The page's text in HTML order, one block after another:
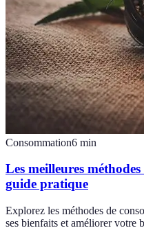
Consommation6 min
Les meilleures
guide pratique
Explorez les méthodes de
ses bienfaits et améliorer votre